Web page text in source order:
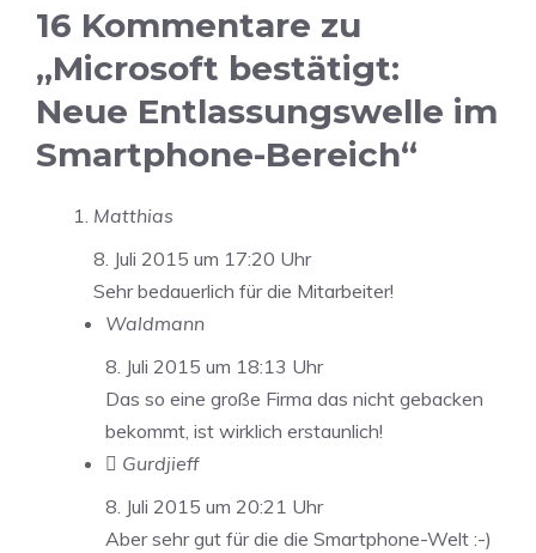
16 Kommentare zu
„Microsoft bestätigt:
Neue Entlassungswelle im
Smartphone-Bereich“
Matthias
8. Juli 2015 um 17:20 Uhr
Sehr bedauerlich für die Mitarbeiter!
Waldmann
8. Juli 2015 um 18:13 Uhr
Das so eine große Firma das nicht gebacken
bekommt, ist wirklich erstaunlich!
 Gurdjieff
8. Juli 2015 um 20:21 Uhr
Aber sehr gut für die die Smartphone-Welt :-)